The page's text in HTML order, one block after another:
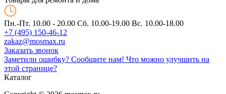
Пн.-Пт. 10.00 - 20.00 Сб. 10.00-19.00 Вс. 10.00-18.00
+7 (495) 150-46-12
zakaz@mosmax.ru
Заказать звонок
Заметили ошибку? Сообщите нам! Что можно улучшить на
этой странице?
Каталог